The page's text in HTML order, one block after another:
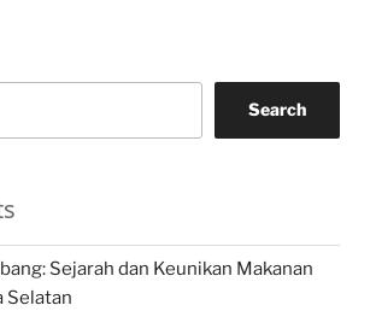
Search
Sejarah dan Keunikan Makanan
Selatan